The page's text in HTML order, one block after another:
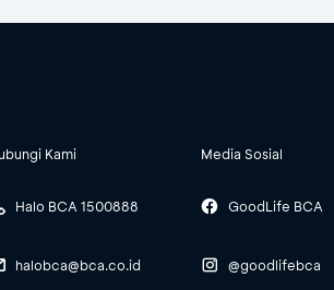
Kami
Halo BCA 1500888
halobca@bca.co.id
Media Sosial
GoodLife BCA
@goodlifebca